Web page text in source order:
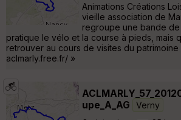
Animations Créations
vieille association de
regroupe une bande
pratique le vélo et la course à pieds, mais
retrouver au cours de visites du patrimoine
aclmarly.free.fr/ »
upe_A_AG
Verny